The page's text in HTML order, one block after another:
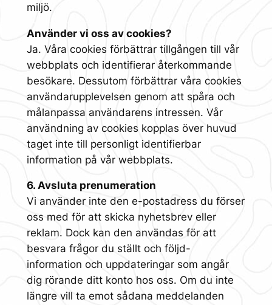
miljö.
Använder vi oss av cookies?
Ja. Våra cookies förbättrar tillgången till vår
webbplats och identifierar återkommande
besökare. Dessutom förbättrar våra cookies
användarupplevelsen genom att spåra och
målanpassa användarens intressen. Vår
användning av cookies kopplas över huvud
taget inte till personligt identifierbar
information på vår webbplats.
6. Avsluta prenumeration
Vi använder inte den e-postadress du förser
oss med för att skicka nyhetsbrev eller
reklam. Dock kan den användas för att
besvara frågor du ställt och följd-
information och uppdateringar som angår
dig rörande ditt konto hos oss. Om du inte
längre vill ta emot sådana meddelanden